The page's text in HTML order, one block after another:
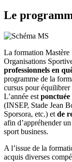
Le
La formation Mastère
Organisations
professionnels en
programme de la
cursus pour équilibrer
L’année est
(INSEP, Stade Jean
Sporsora, etc.) et de
afin d’appréhender
sport business.
A l’issue de la
acquis diverses